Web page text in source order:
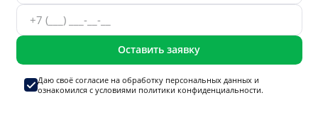
Оставить заявку
Даю своё согласие на обработку персональных данныхи
ознакомился с условиями политики конфиденциальности.